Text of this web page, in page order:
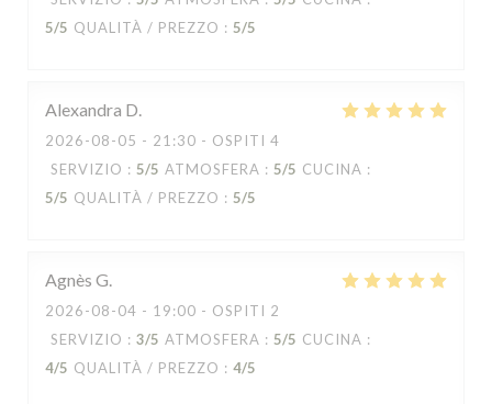
5/5 QUALITÀ / PREZZO : 5/5
Alexandra D
2026-08-05 - 21:30 - OSPITI 4
SERVIZIO : 5/5 ATMOSFERA : 5/5 CUCINA :
5/5 QUALITÀ / PREZZO : 5/5
Agnès G
2026-08-04 - 19:00 - OSPITI 2
SERVIZIO : 3/5 ATMOSFERA : 5/5 CUCINA :
4/5 QUALITÀ / PREZZO : 4/5